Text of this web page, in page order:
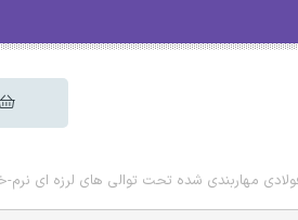
مهاربندی شده تحت توالی های لرزه ای نرم-خاک -